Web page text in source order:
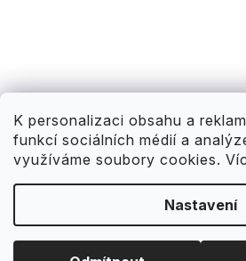
K personalizaci obsahu a
funkcí sociálních médií a
využíváme soubory cookies.
Nastavení